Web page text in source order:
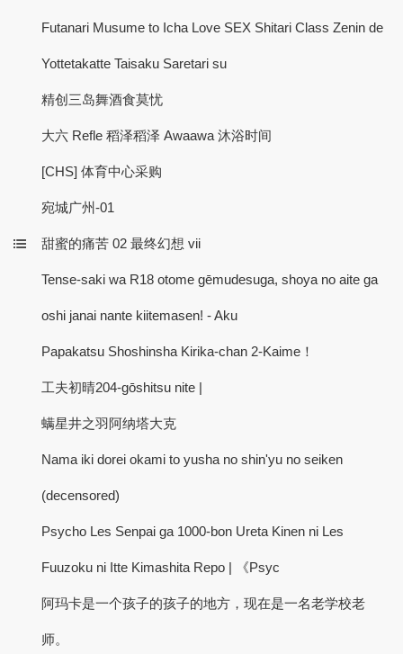
Futanari Musume to Icha Love SEX Shitari Class Zenin de
Yottetakatte Taisaku Saretari su
精创三岛舞酒食莫忧
大六 Refle 稻泽稻泽 Awaawa 沐浴时间
[CHS] 体育中心采购
宛城广州-01
甜蜜的痛苦 02 最终幻想 vii
Tense-saki wa R18 otome gēmudesuga, shoya no aite ga
oshi janai nante kiitemasen! - Aku
Papakatsu Shoshinsha Kirika-chan 2-Kaime！
工夫初晴204-gōshitsu nite |
螨星井之羽阿纳塔大克
Nama iki dorei okami to yusha no shin'yu no seiken
(decensored)
Psycho Les Senpai ga 1000-bon Ureta Kinen ni Les
Fuuzoku ni Itte Kimashita Repo | 《Psyc
阿玛卡是一个孩子的孩子的地方，现在是一名老学校老
师。